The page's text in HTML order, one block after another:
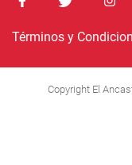
Términos y
Copyright El